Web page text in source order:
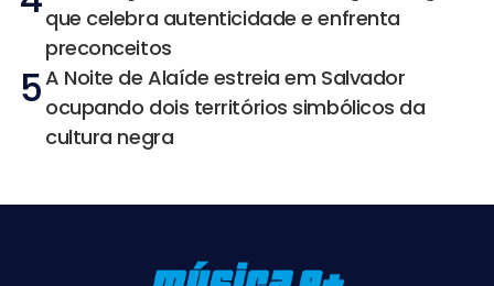
que celebra autenticidade e enfrenta
preconceitos
5A Noite de Alaíde estreia em Salvador
ocupando dois territórios simbólicos da
cultura negra